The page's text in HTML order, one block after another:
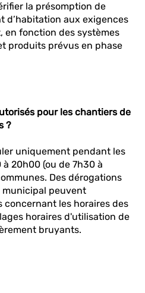
la présomption de
d’habitation aux exigences
en fonction des systèmes
produits prévus en phase
pour les chantiers de
?
uniquement pendant les
20h00 (ou de 7h30 à
Des dérogations
municipal peuvent
les horaires des
horaires d'utilisation de
bruyants.